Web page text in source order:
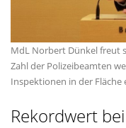
MdL Norbert Dünkel freut
Zahl der Polizeibeamten
Inspektionen in der
Rekordwert